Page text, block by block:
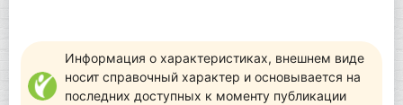
Информация о характеристиках, внешнем виде
носит справочный характер и основывается на
последних доступных к моменту публикации